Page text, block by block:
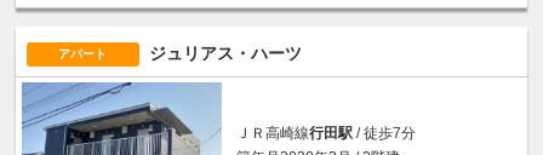
アパート ジュリアス・ハーツ
ＪＲ高崎線行田駅 / 徒歩7分